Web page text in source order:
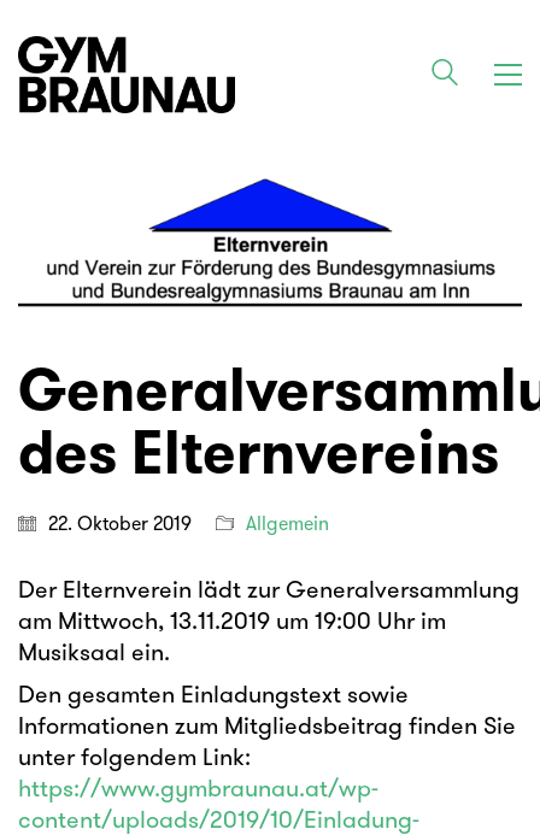
des Elternvereins
22. Oktober 2019 Allgemein
Der Elternverein lädt zur Generalversammlung
am Mittwoch, 13.11.2019 um 19:00 Uhr im
Musiksaal ein.
Den gesamten Einladungstext sowie
Informationen zum Mitgliedsbeitrag finden Sie
unter folgendem Link:
https://www.gymbraunau.at/wp-
content/uploads/2019/10/Einladung-